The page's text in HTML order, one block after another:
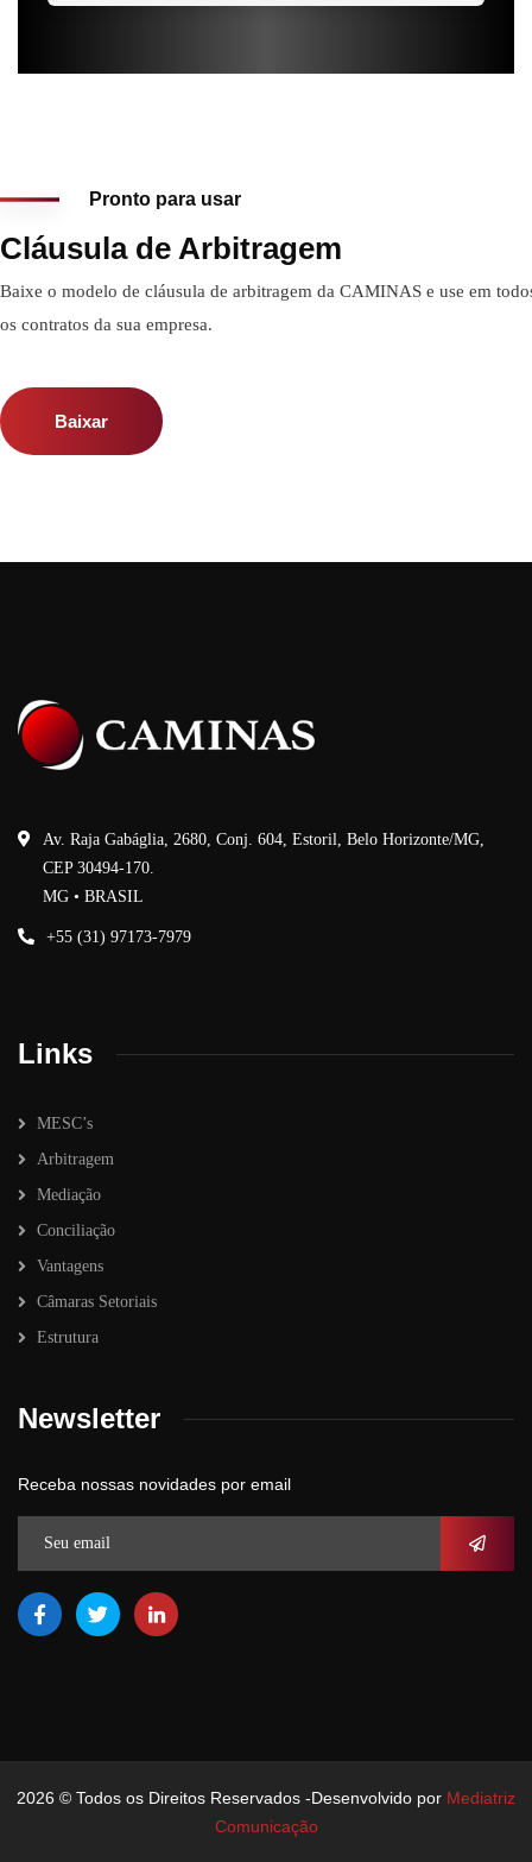
Pronto para usar
Cláusula de Arbitragem
Baixe o modelo de cláusula de arbitragem da CAMINAS e use em
os contratos da sua empresa.
Baixar
Av. Raja Gabáglia, 2680, Conj. 604, Estoril, Belo Horizonte/MG,
CEP 30494-170.
MG • BRASIL
+55 (31) 97173-7979
Links
MESC’s
Arbitragem
Mediação
Conciliação
Vantagens
Câmaras Setoriais
Estrutura
Newsletter
Receba nossas novidades por email
2026 © Todos os Direitos Reservados -Desenvolvido por Mediatriz
Comunicação